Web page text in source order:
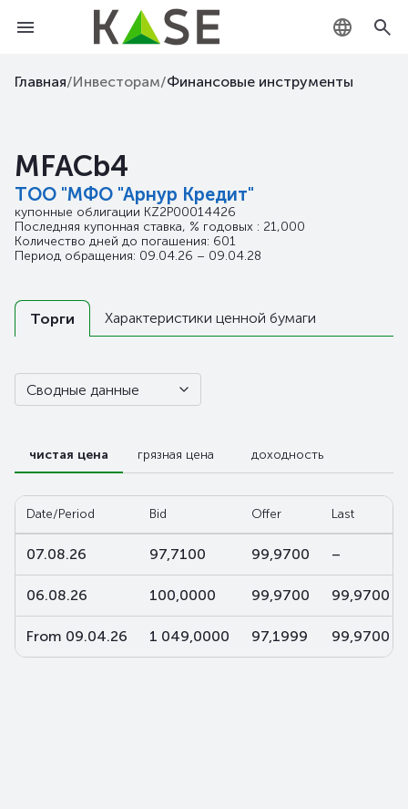
KZ
Главная/Инвесторам/Финансовые инструменты
MFACb4
ТОО "МФО "Арнур Кредит"
купонные облигации KZ2P00014426
Последняя купонная ставка, % годовых : 21,000
Количество дней до погашения: 601
Период обращения: 09.04.26 – 09.04.28
Торги Характеристики ценной бумаги
Сводные данные
чистая цена грязная цена доходность
Date/Period Bid Offer Last
07.08.26 97,7100 99,9700 –
06.08.26 100,0000 99,9700 99,9700
From 09.04.26 1 049,0000 97,1999 99,9700